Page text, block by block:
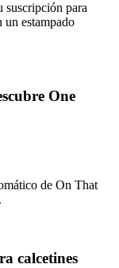
para
un estampado
One
de On That
calcetines